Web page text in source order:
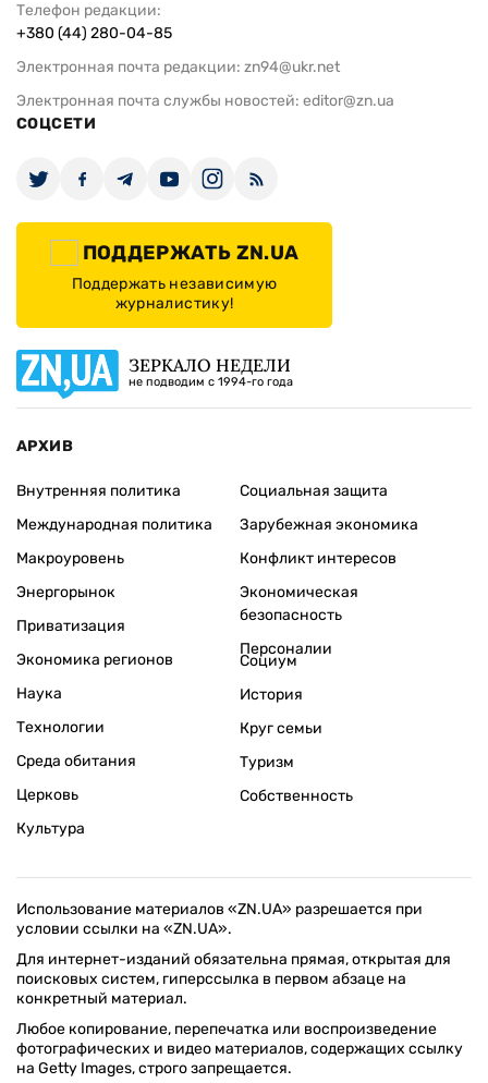
Телефон редакции:
+380 (44) 280-04-85
Электронная почта редакции: zn94@ukr.net
Электронная почта службы новостей: editor@zn.ua
СОЦСЕТИ
ПОДДЕРЖАТЬ ZN.UA
Поддержать независимую
журналистику!
ЗЕРКАЛО НЕДЕЛИ
не подводим с 1994-го года
АРХИВ
Внутренняя политика
Международная политика
Макроуровень
Энергорынок
Приватизация
Экономика регионов
Социальная защита
Зарубежная экономика
Конфликт интересов
Экономическая
безопасность
Персоналии
Наука
Технологии
Среда обитания
Церковь
Культура
Социум
История
Круг семьи
Туризм
Собственность
Использование материалов «ZN.UA» разрешается при
условии ссылки на «ZN.UA».
Для интернет-изданий обязательна прямая, открытая для
поисковых систем, гиперссылка в первом абзаце на
конкретный материал.
Любое копирование, перепечатка или воспроизведение
фотографических и видео материалов, содержащих ссылку
на Getty Images, строго запрещается.